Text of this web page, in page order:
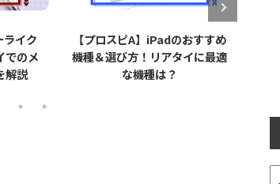
】iPadのおすすめ
！リアタイに最適
種は？
【プロスピA】タッチペン導入
で打率が上がる？実際に使用し
てみた感想【リアタイ】